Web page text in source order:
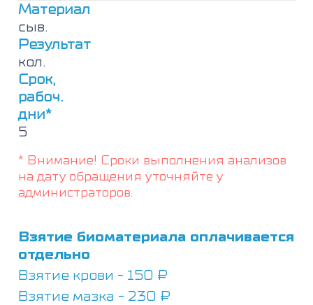
Материал
сыв.
Результат
кол.
Срок,
рабоч.
дни*
5
* Внимание! Сроки выполнения анализов
на дату обращения уточняйте у
администраторов.
Взятие биоматериала оплачивается
отдельно
Взятие крови - 150 ₽
Взятие мазка - 230 ₽